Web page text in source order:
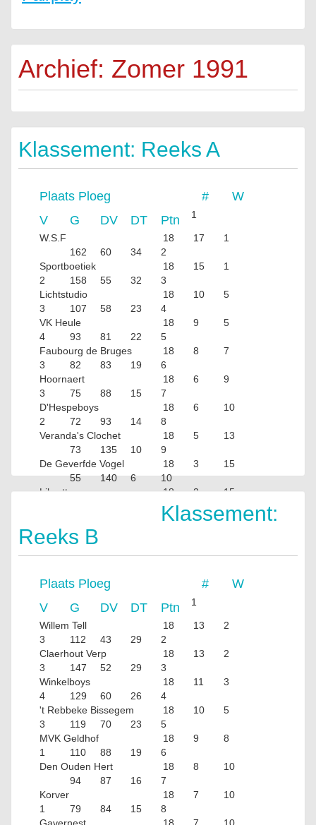
Archief: Zomer 1991
Klassement: Reeks A
Plaats Ploeg #
W
V
G DV DT Ptn 1
W.S.F 18 17
1
162
60 34
2
Sportboetiek
18 15
1
2
158 55 32
3
Lichtstudio
18 10
5
3
107 58 23
4
VK Heule
18 9
5
4
93 81 22
5
Faubourg de Bruges
18 8
7
3
82 83 19
6
Hoornaert
18 6
9
3
75 88 15
7
D'Hespeboys
18 6
10
2
72 93 14
8
Veranda's Clochet
18 5
13
73
135 10
9
De Geverfde Vogel
18 3
15
55
140 6
10
Libretto
18 2
15
Klassement:
Reeks B
Plaats Ploeg #
W
V
G DV DT Ptn 1
Willem Tell 18 13
2
3
112 43 29
2
Claerhout Verp
18 13
2
3
147 52 29
3
Winkelboys
18 11
3
4
129 60 26
4
't Rebbeke Bissegem
18 10
5
3
119 70 23
5
MVK Geldhof
18 9
8
1
110 88 19
6
Den Ouden Hert
18 8
10
94
87 16
7
Korver
18 7
10
1
79 84 15
8